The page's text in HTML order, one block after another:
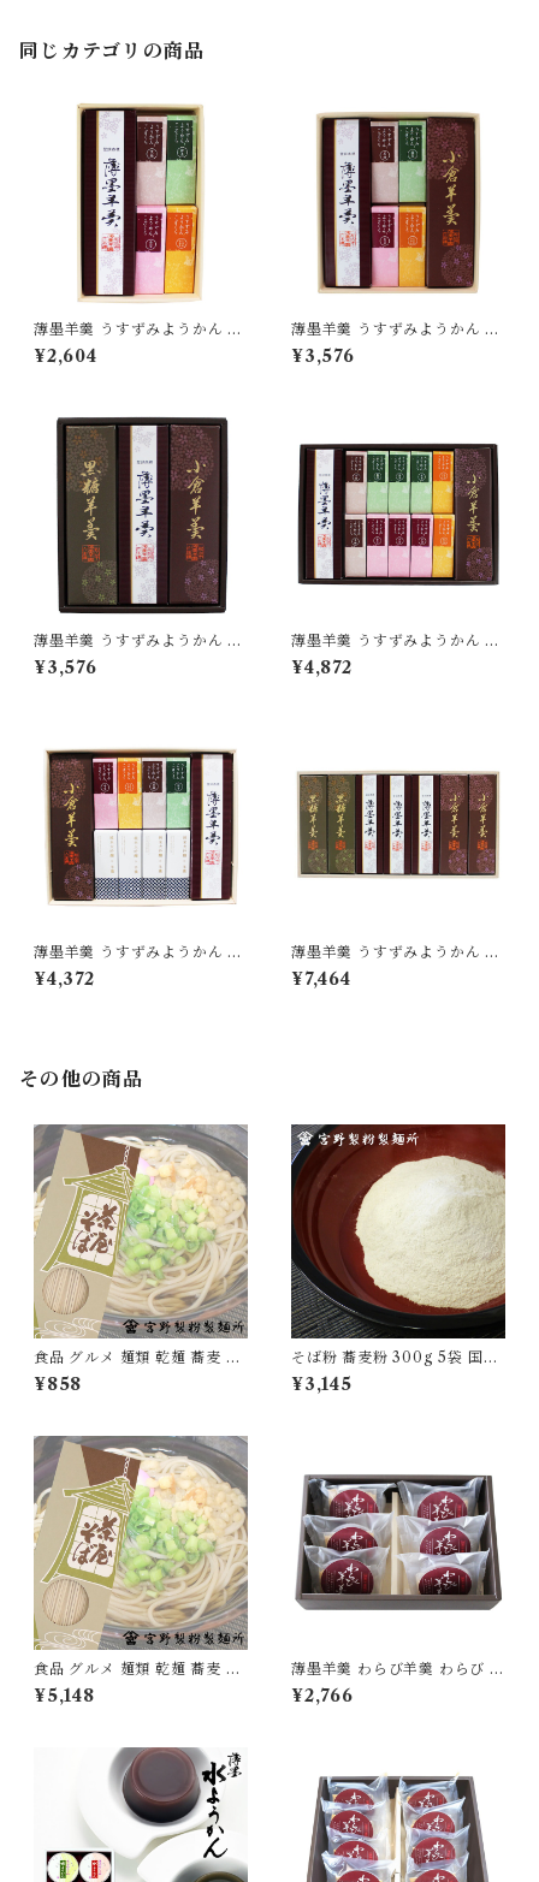
同じカテゴリの商品
薄墨羊羹 うすずみようかん 小
棹 一口ようかん こざくら 詰合
せ セット 【送料無料】 [yoka
¥2,604
薄墨羊羹 うすずみようかん 小
棹 一口ようかん こざくら 詰合
せ セット [yokan-kk-set02]
¥3,576
薄墨羊羹 うすずみようかん 小
棹 3本入り 詰合せ セット 【送
料無料】 yokan-ko-set03
¥3,576
薄墨羊羹 うすずみようかん 小
棹 一口ようかん こざくら 詰合
せ セット 【送料無料】 [yoka
¥4,872
薄墨羊羹 うすずみようかん 小
棹 小倉羊羹 一口ようかん 純米
大吟醸 こざくら 詰合せ セット
¥4,372
薄墨羊羹 うすずみようかん 小
棹 7本入り 詰合せ セット 【送
料無料】 [yokan-ko-set07]
¥7,464
その他の商品
食品 グルメ 麺類 乾麺 蕎麦 そ
ば 日本蕎麦 茶屋そば 1箱270g
×2箱 国産 無添加 [myn-chsb
¥858
そば粉 蕎麦粉 300g 5袋 国産
100％ 自家製粉 無添加 食品
グルメ 粉物 [myn-sbk-05]
¥3,145
食品 グルメ 麺類 乾麺 蕎麦 そ
ば 日本蕎麦 茶屋そば 1箱270g
×12箱 国産 無添加 [myn-chsb
¥5,148
薄墨羊羹 わらび羊羹 わらび 6
個入り セット 羊羹 ようかん
詰合せ 和菓子 スイーツ 食品
¥2,766